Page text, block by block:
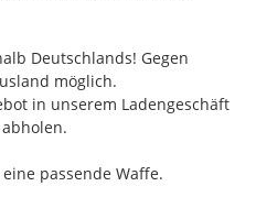
Deutschlands! Gegen
möglich.
in unserem Ladengeschäft
passende Waffe.